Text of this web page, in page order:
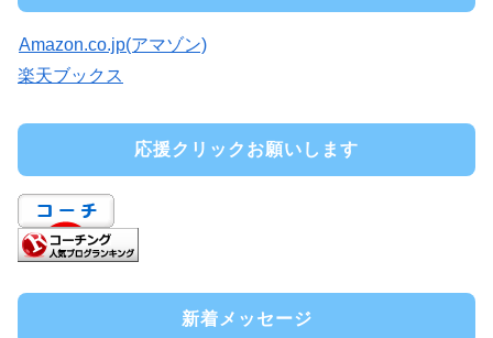
Amazon.co.jp(アマゾン)
楽天ブックス
応援クリックお願いします
新着メッセージ